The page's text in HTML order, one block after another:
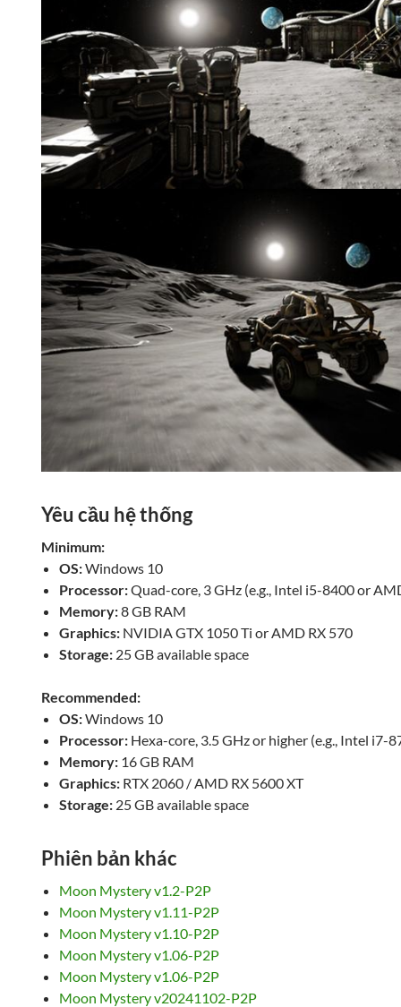
Yêu cầu hệ thống
Minimum:
OS:Windows 10
Processor:Quad-core, 3 GHz (e.g., Intel i5-8400 or
Memory:8 GB RAM
Graphics: NVIDIA GTX 1050 Ti or AMD RX 570
Storage: 25 GB available space
Recommended:
OS:Windows 10
Processor: Hexa-core, 3.5 GHz or higher (e.g., Intel i7-
Memory: 16 GB RAM
Graphics: RTX 2060 / AMD RX 5600 XT
Storage: 25 GB available space
Phiên bản khác
Moon Mystery v1.2-P2P
Moon Mystery v1.11-P2P
Moon Mystery v1.10-P2P
Moon Mystery v1.06-P2P
Moon Mystery v1.06-P2P
Moon Mystery v20241102-P2P